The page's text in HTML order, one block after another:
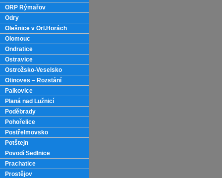
ORP Rýmařov
Odry
Olešnice v Orl.Horách
Olomouc
Ondratice
Ostravice
Ostrožsko-Veselsko
Otinoves – Rozstání
Palkovice
Planá nad Lužnicí
Poděbrady
Pohořelice
Postřelmovsko
Potštejn
Povodí Sedlnice
Prachatice
Prostějov